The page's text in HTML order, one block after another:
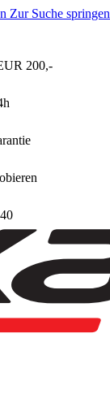
Zur Suche springen
200,-